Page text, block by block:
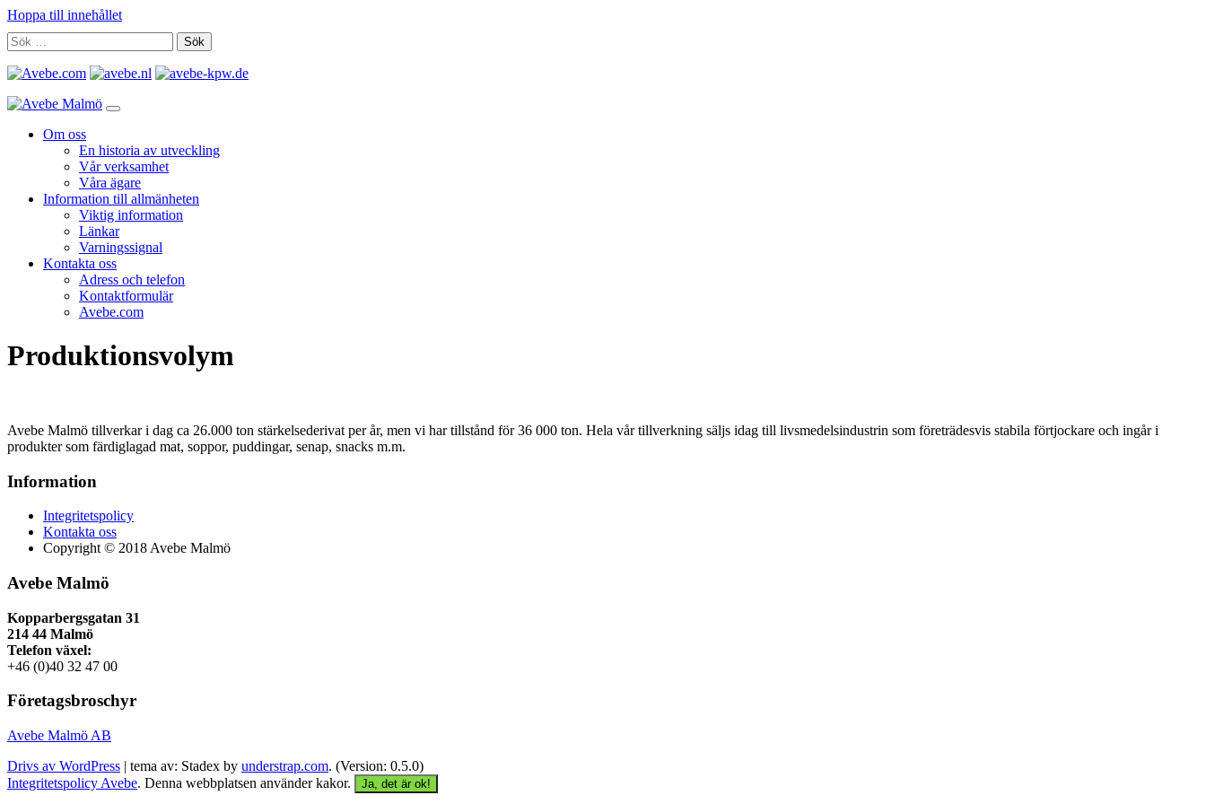
Hoppa till innehållet
Om oss
En historia av utveckling
Vår verksamhet
Våra ägare
Information till allmänheten
Viktig information
Länkar
Varningssignal
Kontakta oss
Adress och telefon
Kontaktformulär
Avebe.com
Produktionsvolym
Avebe Malmö tillverkar i dag ca 26.000 ton stärkelsederivat per år, men vi har tillstånd för 36 000 ton. Hela vår tillverkning säljs idag till livsmedelsindustrin som företrädesvis stabila förtjockare och ingår i
produkter som färdiglagad mat, soppor, puddingar, senap, snacks m.m.
Information
Integritetspolicy
Kontakta oss
Copyright © 2018 Avebe Malmö
Avebe Malmö
Kopparbergsgatan 31
214 44 Malmö
Telefon växel:
+46 (0)40 32 47 00
Företagsbroschyr
Avebe Malmö AB
Drivs av WordPress | tema av: Stadex by understrap.com. (Version: 0.5.0)
Integritetspolicy Avebe. Denna webbplatsen använder kakor. Ja, det är ok!